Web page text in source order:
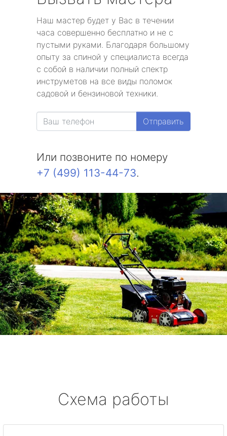
Наш мастер будет у Вас в течении
часа совершенно бесплатно и не с
пустыми руками. Благодаря большому
опыту за спиной у специалиста всегда
с собой в наличии полный спектр
инструметов на все виды поломок
садовой и бензиновой техники.
Отправить
Или позвоните по номеру
+7 (499) 113-44-73.
Схема работы